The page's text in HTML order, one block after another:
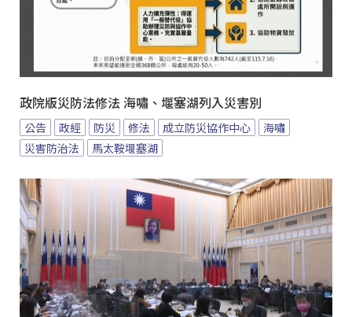
政院版災防法修法 海嘯、堰塞湖列入災害別
公告 政經 防災 修法 成立防災協作中心
海嘯
災害防治法
馬太鞍堰塞湖